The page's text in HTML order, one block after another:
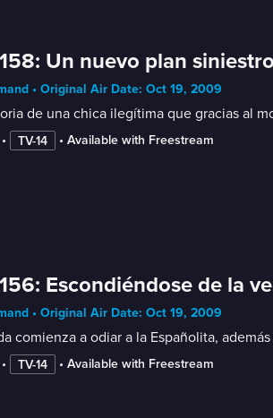
Un nuevo plan siniestro
• Original Air Date: Oct 19, 2009
de una chica ilegítima que gracias al
• TV-14 • Available with Freestream
Escondiéndose de la
• Original Air Date: Oct 19, 2009
comienza a odiar a la Españolita,
• TV-14 • Available with Freestream